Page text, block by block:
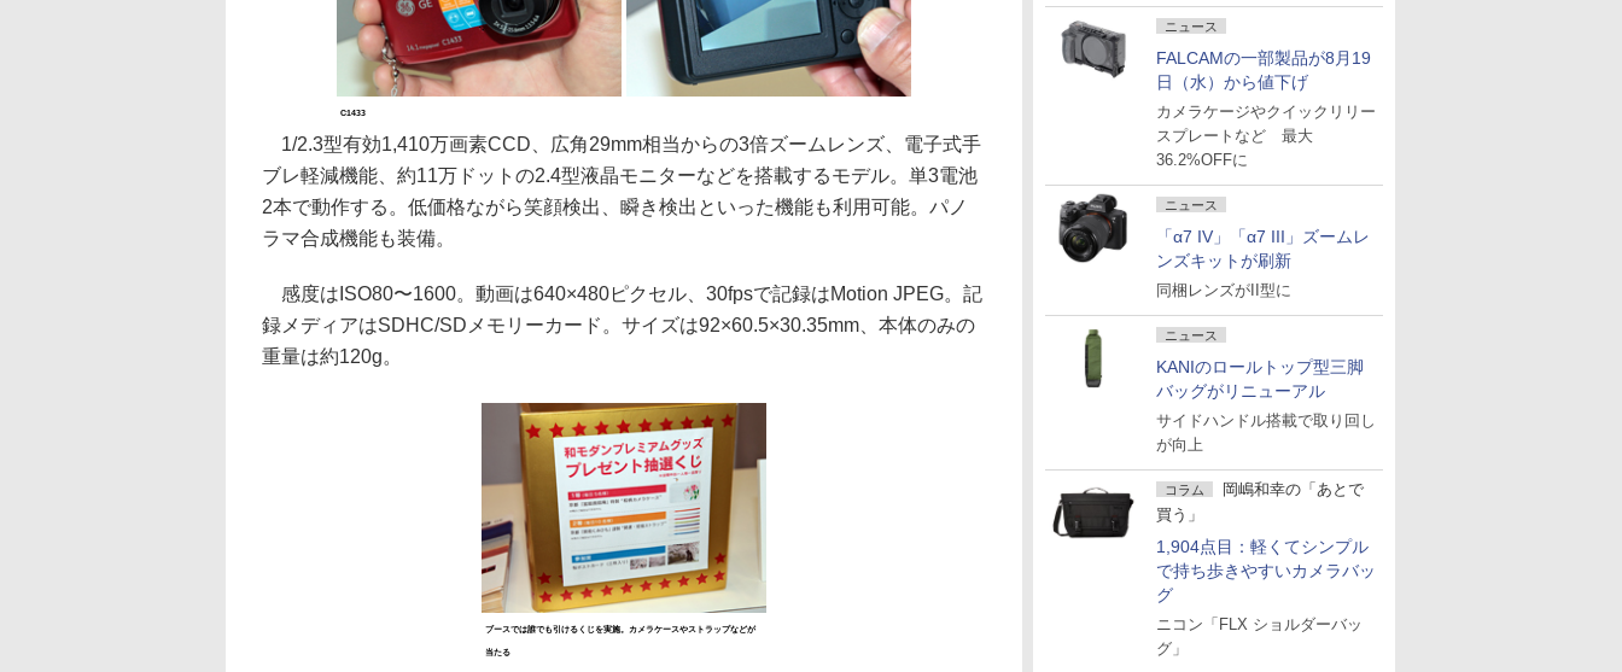
ニュース
FALCAMの一部製品が8月19
日（水）から値下げ
カメラケージやクイックリリー
スプレートなど 最大
36.2%OFFに
ニュース
「α7 IV」「α7 III」ズームレ
ンズキットが刷新
同梱レンズがII型に
ニュース
KANIのロールトップ型三脚
バッグがリニューアル
サイドハンドル搭載で取り回し
が向上
コラム
岡嶋和幸の「あとで
買う」
1,904点目：軽くてシンプル
で持ち歩きやすいカメラバッ
グ
ニコン「FLX ショルダーバッ
グ」
C1433
1/2.3型有効1,410万画素CCD、広角29mm相当からの3倍ズームレンズ、電子式手
ブレ軽減機能、約11万ドットの2.4型液晶モニターなどを搭載するモデル。単3電池
2本で動作する。低価格ながら笑顔検出、瞬き検出といった機能も利用可能。パノ
ラマ合成機能も装備。
感度はISO80〜1600。動画は640×480ピクセル、30fpsで記録はMotion JPEG。記
録メディアはSDHC/SDメモリーカード。サイズは92×60.5×30.35mm、本体のみの
重量は約120g。
ブースでは誰でも引けるくじを実施。カメラケースやストラップなどが
当たる